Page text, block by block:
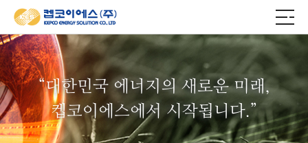
“대한민국 에너지의 새로운 미래,
켑코이에스에서 시작됩니다.”